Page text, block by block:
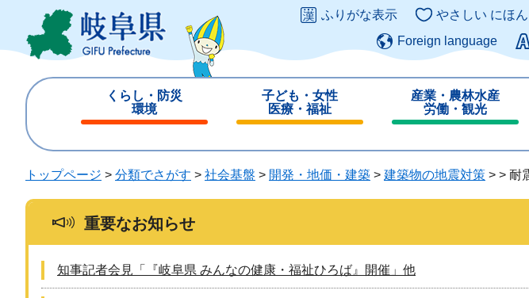
ジ
ュ
このペ
ふりがな表示 やさしい にほ
Foreign language
くらし・防災
環境
じ
子ども・女性
医療・福祉
じ
る
産業・農林水産
労働・観光
じ
る
トップページ > 分類でさがす > 社会基盤 > 開発・地価・建築 > 建築物の地震対策 > > 耐
重要なお知らせ
知事記者会見「『岐阜県 みんなの健康・福祉ひろば』開催」他